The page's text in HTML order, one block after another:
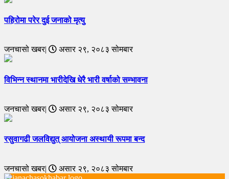
पहिरोमा परेर दुई जनाको मृत्यु
जनचासो खबर| असार २९, २०८३ सोमबार
विभिन्न स्थानमा भारीदेखि धेरै भारी वर्षाको सम्भावना
जनचासो खबर| असार २९, २०८३ सोमबार
रसुवागढी जलविद्युत् आयोजना अस्थायी रूपमा बन्द
जनचासो खबर| असार २९, २०८३ सोमबार